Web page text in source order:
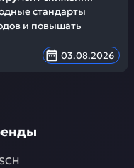
стандарты
и повышать
03.08.2026